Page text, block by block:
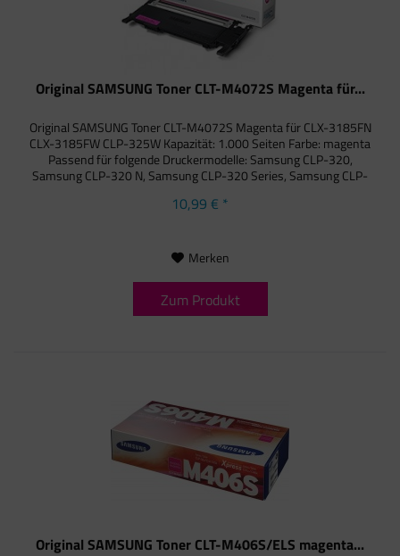
Original SAMSUNG Toner CLT-M4072S Magenta für...
Original SAMSUNG Toner CLT-M4072S Magenta für CLX-3185FN
CLX-3185FW CLP-325W Kapazität: 1.000 Seiten Farbe: magenta
Passend für folgende Druckermodelle: Samsung CLP-320,
Samsung CLP-320 N, Samsung CLP-320 Series, Samsung CLP-
10,99 € *
Merken
Zum Produkt
Original SAMSUNG Toner CLT-M406S/ELS magenta...